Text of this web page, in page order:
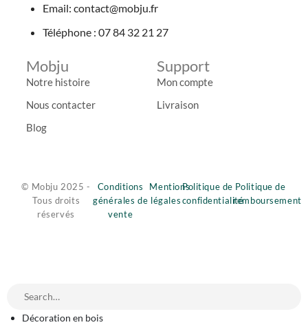
Email: contact@mobju.fr
Téléphone : 07 84 32 21 27
Mobju
Notre histoire
Nous contacter
Blog
Support
Mon compte
Livraison
© Mobju 2025 -
Tous droits
réservés
Conditions
générales de
vente
Mentions
légales
Politique de
confidentialité
Politique de
remboursement
Décoration en bois